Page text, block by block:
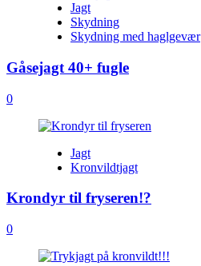
Jagt
Skydning
Skydning med haglgevær
Gåsejagt 40+ fugle
0
Jagt
Kronvildtjagt
Krondyr til fryseren!?
0